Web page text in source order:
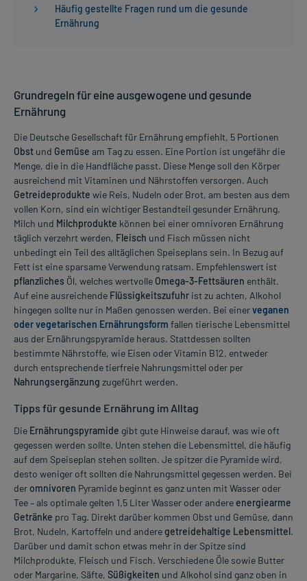
Häufig gestellte Fragen rund um die gesunde
Ernährung
Grundregeln für eine ausgewogene und gesunde
Ernährung
Die Deutsche Gesellschaft für Ernährung empfiehlt, 5 Portionen
Obst und Gemüse am Tag zu essen. Eine Portion ist ungefähr die
Menge, die in die Handfläche passt. Diese Menge soll den Körper
ausreichend mit Vitaminen und Nährstoffen versorgen. Auch
Getreideprodukte wie Reis, Nudeln oder Brot, am besten aus dem
vollen Korn, sind ein wichtiger Bestandteil gesunder Ernährung.
Milch und Milchprodukte können bei einer omnivoren Ernährung
täglich verzehrt werden, Fleisch und Fisch müssen nicht
unbedingt ein Teil des alltäglichen Speiseplans sein. In Bezug auf
Fett ist eine sparsame Verwendung ratsam. Empfehlenswert ist
pflanzliches Öl, welches wertvolle Omega-3-Fettsäuren enthält.
Auf eine ausreichende Flüssigkeitszufuhr ist zu achten, Alkohol
hingegen sollte nur in Maßen genossen werden. Bei einerveganen
oder vegetarischen Ernährungsform fallen tierische Lebensmittel
aus der Ernährungspyramide heraus. Stattdessen sollten
bestimmte Nährstoffe, wie Eisen oder Vitamin B12, entweder
durch entsprechende tierfreie Nahrungsmittel oder per
Nahrungsergänzung zugeführt werden.
Tipps für gesunde Ernährung im Alltag
Die Ernährungspyramide gibt gute Hinweise darauf, was wie oft
gegessen werden sollte. Unten stehen die Lebensmittel, die häufig
auf dem Speiseplan stehen sollten. Je spitzer die Pyramide wird,
desto weniger oft sollten die Nahrungsmittel gegessen werden. Bei
deromnivoren Pyramide beginnt es ganz unten mit Wasser oder
Tee – als optimale gelten 1,5 Liter Wasser oder andereenergiearme
Getränke pro Tag. Direkt darüber kommen Obst und Gemüse, dann
Brot, Nudeln, Kartoffeln und anderegetreidehaltige Lebensmittel.
Darüber und damit schon etwas mehr in der Spitze sind
Milchprodukte, Fleisch und Fisch. Verschiedene Öle sowie Butter
oder Margarine, Säfte, Süßigkeiten und Alkohol sind ganz oben in